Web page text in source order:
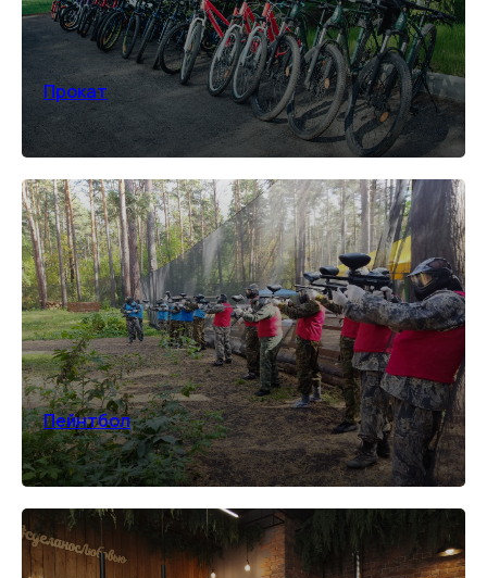
Прокат
Пейнтбол